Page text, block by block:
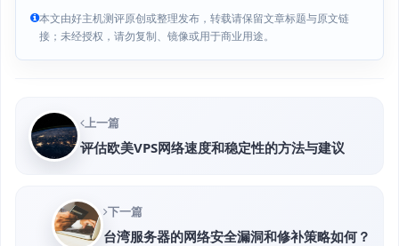
本文由好主机测评原创或整理发布，转载请保留文章标题与原文链
接；未经授权，请勿复制、镜像或用于商业用途。
上一篇
评估欧美VPS网络速度和稳定性的方法与建议
下一篇
台湾服务器的网络安全漏洞和修补策略如何？